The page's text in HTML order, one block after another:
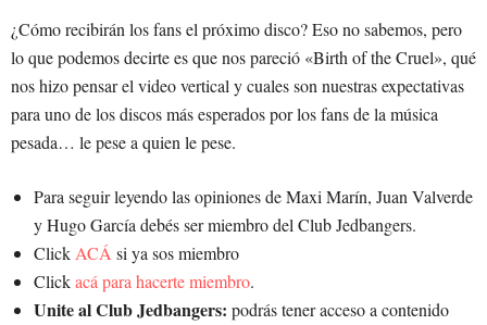
¿Cómo recibirán los fans el próximo disco? Eso no sabemos, pero
lo que podemos decirte es que nos pareció «Birth of the Cruel», qué
nos hizo pensar el video vertical y cuales son nuestras expectativas
para uno de los discos más esperados por los fans de la música
pesada… le pese a quien le pese.
Para seguir leyendo las opiniones de Maxi Marín, Juan Valverde
y Hugo García debés ser miembro del Club Jedbangers.
Click ACÁ si ya sos miembro
Clickacá para hacerte miembro.
Unite al Club Jedbangers: podrás tener acceso a contenido